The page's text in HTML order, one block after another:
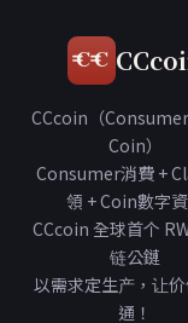
CCcoin（
Coin）
Consumer消費 +
領 + Coin數字
CCcoin 全球首个
链公鏈
以需求定生产，让
通！